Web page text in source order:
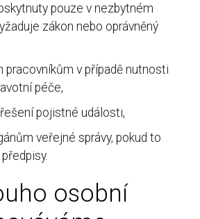
pouze v nezbytném
zákon nebo oprávněný
pracovníkům v případě nutnosti
péče,
pojistné události,
veřejné správy, pokud to
osobní